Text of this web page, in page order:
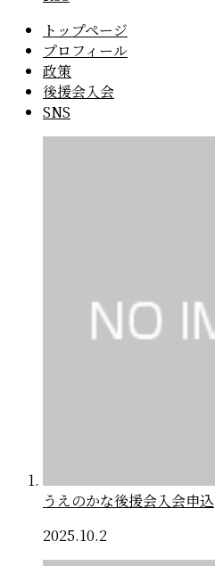
トップページ
プロフィール
政策
後援会入会
SNS
うえのかな後援会入会申込
2025.10.2